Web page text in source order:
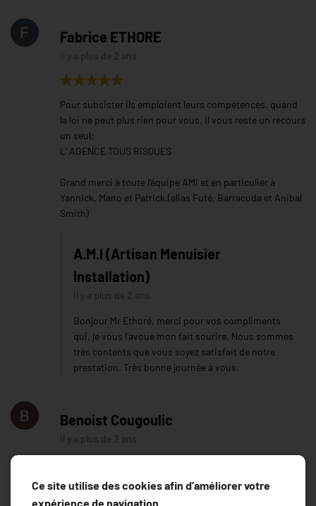
Fabrice ETHORE
il y a plus de 2 ans
Pour subsister ils emploient leurs compétences, quand
la loi ne peut plus rien pour vous, il vous reste un recours
un seul;
L’ AGENCE TOUS RISQUES
Grand merci à toute l’équipe AMI et en particulier à
Yannick, Mano et Patrick.(alias Futé, Barracuda et Anibal
Smith)
A.M.I (Artisan Menuisier
Installation)
il y a plus de 2 ans
Bonjour Mr Ethoré, merci pour vos compliments
qui, je vous l'avoue mon fait sourire. Nous sommes
très contents que vous soyez satisfait de notre
prestation. Très bonne journée à vous.
Benoist Cougoulic
il y a plus de 2 ans
Ce site utilise des cookies afin d’améliorer votre
expérience de navigation